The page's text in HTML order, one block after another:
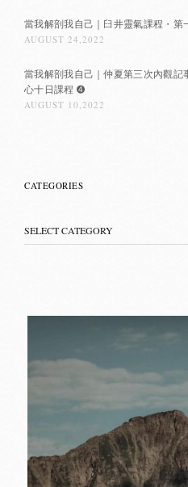
當我解剖我自己｜臼井靈氣課程・第
AUGUST 24,2022
當我解剖我自己｜仲夏第三次內觀記
心十日課程 ➍
AUGUST 10,2022
CATEGORIES